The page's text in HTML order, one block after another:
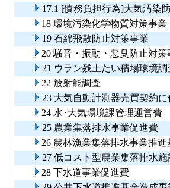
17.1 [債務負担行為]大気汚染
18 環境汚染化学物質対策事業
19 石綿飛散防止対策事業
20 騒音・振動・悪臭防止対策
21 ウラン残土たい積場環境調
22 放射能調査
23 大気自動計測器売買契約
24 水･大気環境課管理運営費
25 農業集落排水事業促進費
26 農林漁業集落排水事業推
27 低コスト型農業集落排水
28 下水道事業促進費